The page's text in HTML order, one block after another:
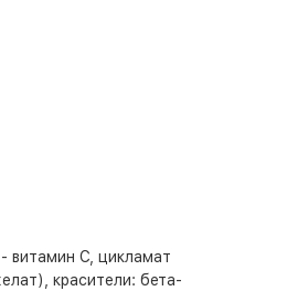
витамин С, цикламат
красители: бета-